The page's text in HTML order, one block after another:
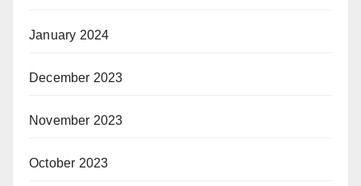
January 2024
December 2023
November 2023
October 2023